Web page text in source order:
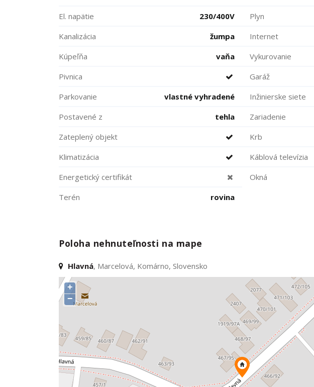
El. napätie
230/400V
Plyn
Kanalizácia
žumpa Internet
Kúpeľňa
vaňa Vykurovanie
Pivnica
Garáž
Parkovanie
vlastné vyhradené
Inžinierske siete
Postavené z
tehla Zariadenie
Zateplený objekt
Krb
Klimatizácia
Káblová televízia
Energetický certifikát
Okná
Terén
rovina
Poloha nehnuteľnosti na mape
Hlavná, Marcelová, Komárno, Slovensko
+
−